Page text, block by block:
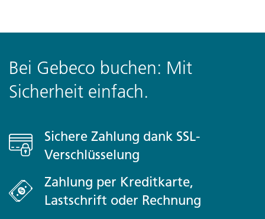
Bei Gebeco buchen: Mit
Sicherheit einfach.
Sichere Zahlung dank SSL-
Verschlüsselung
Zahlung per Kreditkarte,
Lastschrift oder Rechnung